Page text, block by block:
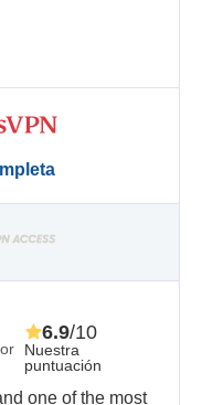
Nuestra
puntuación
6.9/10
one of the most